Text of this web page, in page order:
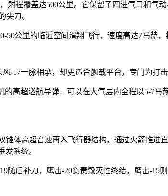
射程覆盖达500公里。它保留了四进气口和气
尖刀。
公里的临近空间滑翔飞行，速度高达7马赫，
-17一脉相承，却更适合舰载平台，专门为打击
高超巡航导弹，可以在大气层内全程以5-7马
体高超音速再入飞行器结构，通过火箭推进
发系统。
随后补刀，鹰击-20负责毁灭性终结，鹰击-15